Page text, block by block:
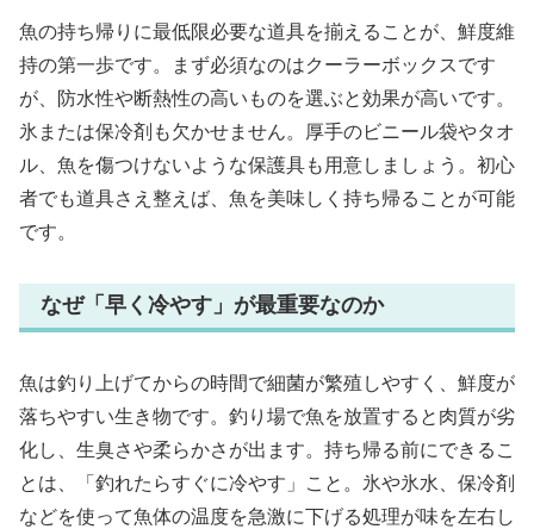
魚の持ち帰りに最低限必要な道具を揃えることが、鮮度維
持の第一歩です。まず必須なのはクーラーボックスです
が、防水性や断熱性の高いものを選ぶと効果が高いです。
氷または保冷剤も欠かせません。厚手のビニール袋やタオ
ル、魚を傷つけないような保護具も用意しましょう。初心
者でも道具さえ整えば、魚を美味しく持ち帰ることが可能
です。
なぜ「早く冷やす」が最重要なのか
魚は釣り上げてからの時間で細菌が繁殖しやすく、鮮度が
落ちやすい生き物です。釣り場で魚を放置すると肉質が劣
化し、生臭さや柔らかさが出ます。持ち帰る前にできるこ
とは、「釣れたらすぐに冷やす」こと。氷や氷水、保冷剤
などを使って魚体の温度を急激に下げる処理が味を左右し